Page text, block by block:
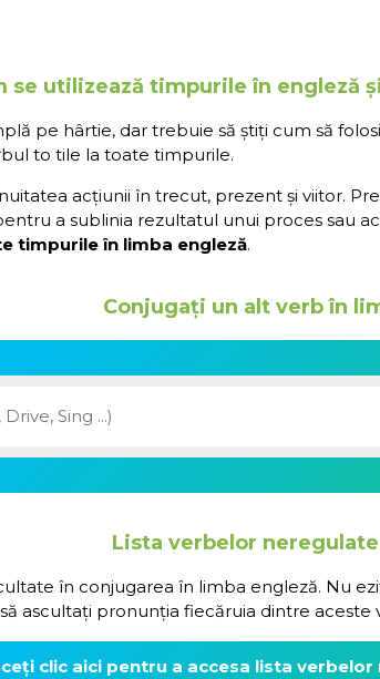
se utilizează timpurile în engleză
pe hârtie, dar trebuie să știți cum să
to tile la toate timpurile.
acțiunii în trecut, prezent și viitor.
a sublinia rezultatul unui proces sau
timpurile în limba engleză.
Conjugați un alt verb în
Lista verbelor
în conjugarea în limba engleză. Nu
ascultați pronunția fiecăruia dintre aceste
clic aici pentru a accesa lista